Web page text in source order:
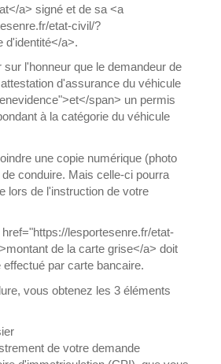
a> signé et de sa <a
etat-civil/?
d'identité</a>.
l'honneur que le demandeur de
d'assurance du véhicule
span> un permis
à la catégorie du véhicule
une copie numérique (photo
conduire. Mais celle-ci pourra
lors de l'instruction de votre
lesportesenre.fr/etat-
de la carte grise</a> doit
par carte bancaire.
vous obtenez les 3 éléments
de votre demande